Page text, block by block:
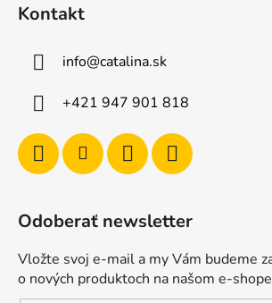
Kontakt
info@catalina.sk
+421 947 901 818
Odoberať newsletter
Vložte svoj e-mail a my Vám budeme
o nových produktoch na našom e-